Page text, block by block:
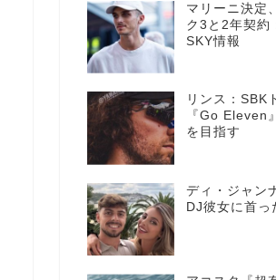
マリーニ決定
ク3と2年契約
SKY情報
リンス：SBK
『Go Eleven
を目指す
ディ・ジャン
DJ彼女に首っ